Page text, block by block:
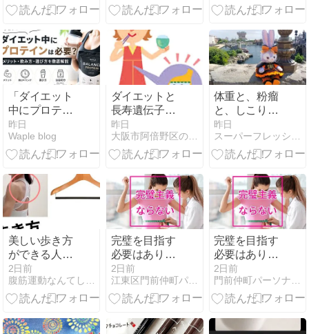
ッシュが想像
洗い心地も大
満足
「ダイエット
中にプロテイ
ンは必要？痩
せるための飲
み方・選び方
昨日
Waple blog
ダイエットと
長寿遺伝子
（サーチュイ
ン遺伝子）
昨日
大阪市阿倍野区の漢方薬舗 長春堂ブログ
体重と、粉瘤
と、しこり
と、調べる。
昨日
スーパーフレッシュ 114ｋｇからのダイエット
美しい歩き方
ができる人の
秘密と、食事
制限なしで痩
せてびっくり
2日前
腹筋運動なんてしなくていい意識だけ美姿勢ダイエット
完璧を目指す
必要はありま
せん
2日前
江東区門前仲町パーソナルトレーニング ダイエット・肩こり
完璧を目指す
必要はありま
せん
2日前
門前仲町パーソナルジムHarmony Body